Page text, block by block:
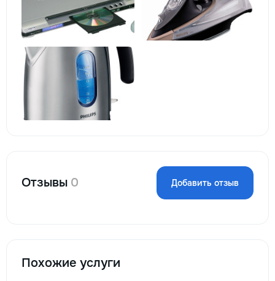
Отзывы 0 Добавить отзыв
Похожие услуги